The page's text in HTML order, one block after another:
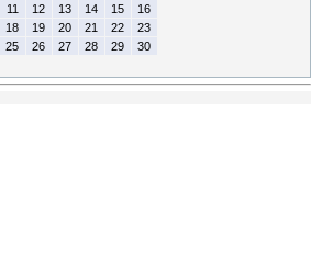
11 12 13 14 15
16
18 19 20 21 22
23
25 26 27 28 29
30